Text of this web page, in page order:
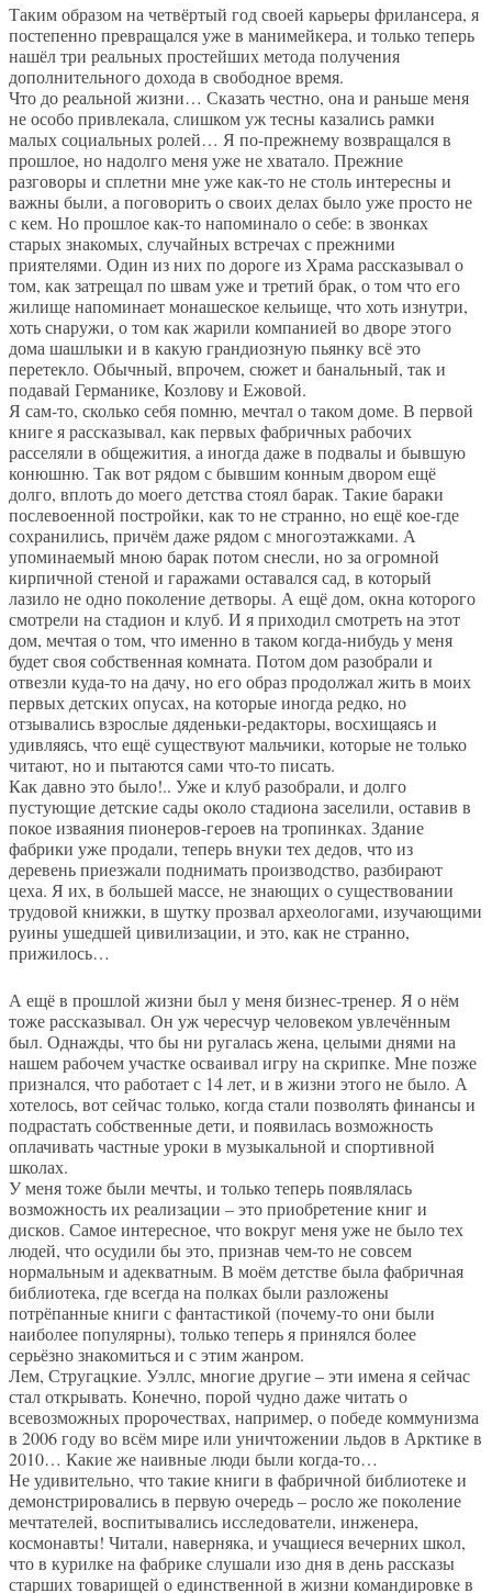
Таким образом на четвёртый год своей карьеры фрилансера, я
постепенно превращался уже в манимейкера, и только теперь
нашёл три реальных простейших метода получения
дополнительного дохода в свободное время.
Что до реальной жизни… Сказать честно, она и раньше меня
не особо привлекала, слишком уж тесны казались рамки
малых социальных ролей… Я по-прежнему возвращался в
прошлое, но надолго меня уже не хватало. Прежние
разговоры и сплетни мне уже как-то не столь интересны и
важны были, а поговорить о своих делах было уже просто не
с кем. Но прошлое как-то напоминало о себе: в звонках
старых знакомых, случайных встречах с прежними
приятелями. Один из них по дороге из Храма рассказывал о
том, как затрещал по швам уже и третий брак, о том что его
жилище напоминает монашеское кельище, что хоть изнутри,
хоть снаружи, о том как жарили компанией во дворе этого
дома шашлыки и в какую грандиозную пьянку всё это
перетекло. Обычный, впрочем, сюжет и банальный, так и
подавай Германике, Козлову и Ежовой.
Я сам-то, сколько себя помню, мечтал о таком доме. В первой
книге я рассказывал, как первых фабричных рабочих
расселяли в общежития, а иногда даже в подвалы и бывшую
конюшню. Так вот рядом с бывшим конным двором ещё
долго, вплоть до моего детства стоял барак. Такие бараки
послевоенной постройки, как то не странно, но ещё кое-где
сохранились, причём даже рядом с многоэтажками. А
упоминаемый мною барак потом снесли, но за огромной
кирпичной стеной и гаражами оставался сад, в который
лазило не одно поколение детворы. А ещё дом, окна которого
смотрели на стадион и клуб. И я приходил смотреть на этот
дом, мечтая о том, что именно в таком когда-нибудь у меня
будет своя собственная комната. Потом дом разобрали и
отвезли куда-то на дачу, но его образ продолжал жить в моих
первых детских опусах, на которые иногда редко, но
отзывались взрослые дяденьки-редакторы, восхищаясь и
удивляясь, что ещё существуют мальчики, которые не только
читают, но и пытаются сами что-то писать.
Как давно это было!.. Уже и клуб разобрали, и долго
пустующие детские сады около стадиона заселили, оставив в
покое изваяния пионеров-героев на тропинках. Здание
фабрики уже продали, теперь внуки тех дедов, что из
деревень приезжали поднимать производство, разбирают
цеха. Я их, в большей массе, не знающих о существовании
трудовой книжки, в шутку прозвал археологами, изучающими
руины ушедшей цивилизации, и это, как не странно,
прижилось…
А ещё в прошлой жизни был у меня бизнес-тренер. Я о нём
тоже рассказывал. Он уж чересчур человеком увлечённым
был. Однажды, что бы ни ругалась жена, целыми днями на
нашем рабочем участке осваивал игру на скрипке. Мне позже
признался, что работает с 14 лет, и в жизни этого не было. А
хотелось, вот сейчас только, когда стали позволять финансы и
подрастать собственные дети, и появилась возможность
оплачивать частные уроки в музыкальной и спортивной
школах.
У меня тоже были мечты, и только теперь появлялась
возможность их реализации – это приобретение книг и
дисков. Самое интересное, что вокруг меня уже не было тех
людей, что осудили бы это, признав чем-то не совсем
нормальным и адекватным. В моём детстве была фабричная
библиотека, где всегда на полках были разложены
потрёпанные книги с фантастикой (почему-то они были
наиболее популярны), только теперь я принялся более
серьёзно знакомиться и с этим жанром.
Лем, Стругацкие. Уэллс, многие другие – эти имена я сейчас
стал открывать. Конечно, порой чудно даже читать о
всевозможных пророчествах, например, о победе коммунизма
в 2006 году во всём мире или уничтожении льдов в Арктике в
2010… Какие же наивные люди были когда-то…
Не удивительно, что такие книги в фабричной библиотеке и
демонстрировались в первую очередь – росло же поколение
мечтателей, воспитывались исследователи, инженера,
космонавты! Читали, наверняка, и учащиеся вечерних школ,
что в курилке на фабрике слушали изо дня в день рассказы
старших товарищей о единственной в жизни командировке в